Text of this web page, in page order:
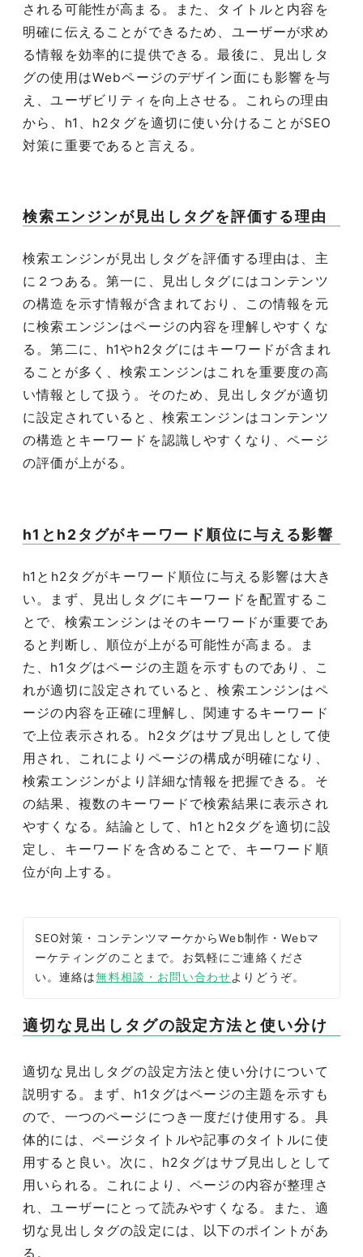
される可能性が高まる。また、タイトルと内容を
明確に伝えることができるため、ユーザーが求め
る情報を効率的に提供できる。最後に、見出しタ
グの使用はWebページのデザイン面にも影響を与
え、ユーザビリティを向上させる。これらの理由
から、h1、h2タグを適切に使い分けることがSEO
対策に重要であると言える。
検索エンジンが見出しタグを評価する理由
検索エンジンが見出しタグを評価する理由は、主
に２つある。第一に、見出しタグにはコンテンツ
の構造を示す情報が含まれており、この情報を元
に検索エンジンはページの内容を理解しやすくな
る。第二に、h1やh2タグにはキーワードが含まれ
ることが多く、検索エンジンはこれを重要度の高
い情報として扱う。そのため、見出しタグが適切
に設定されていると、検索エンジンはコンテンツ
の構造とキーワードを認識しやすくなり、ページ
の評価が上がる。
h1とh2タグがキーワード順位に与える影響
h1とh2タグがキーワード順位に与える影響は大き
い。まず、見出しタグにキーワードを配置するこ
とで、検索エンジンはそのキーワードが重要であ
ると判断し、順位が上がる可能性が高まる。ま
た、h1タグはページの主題を示すものであり、こ
れが適切に設定されていると、検索エンジンはペ
ージの内容を正確に理解し、関連するキーワード
で上位表示される。h2タグはサブ見出しとして使
用され、これによりページの構成が明確になり、
検索エンジンがより詳細な情報を把握できる。そ
の結果、複数のキーワードで検索結果に表示され
やすくなる。結論として、h1とh2タグを適切に設
定し、キーワードを含めることで、キーワード順
位が向上する。
SEO対策・コンテンツマーケからWeb制作・Webマ
ーケティングのことまで。お気軽にご連絡くださ
い。連絡は無料相談・お問い合わせよりどうぞ。
適切な見出しタグの設定方法と使い分け
適切な見出しタグの設定方法と使い分けについて
説明する。まず、h1タグはページの主題を示すも
ので、一つのページにつき一度だけ使用する。具
体的には、ページタイトルや記事のタイトルに使
用すると良い。次に、h2タグはサブ見出しとして
用いられる。これにより、ページの内容が整理さ
れ、ユーザーにとって読みやすくなる。また、適
切な見出しタグの設定には、以下のポイントがあ
る。